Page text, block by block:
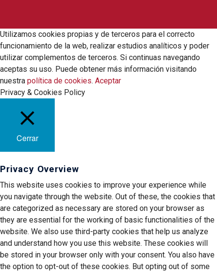
Utilizamos cookies propias y de terceros para el correcto
funcionamiento de la web, realizar estudios analíticos y poder
utilizar complementos de terceros. Si continuas navegando
aceptas su uso. Puede obtener más información visitando
nuestra política de cookies. Aceptar
Privacy & Cookies Policy
Cerrar
Privacy Overview
This website uses cookies to improve your experience while
you navigate through the website. Out of these, the cookies that
are categorized as necessary are stored on your browser as
they are essential for the working of basic functionalities of the
website. We also use third-party cookies that help us analyze
and understand how you use this website. These cookies will
be stored in your browser only with your consent. You also have
the option to opt-out of these cookies. But opting out of some